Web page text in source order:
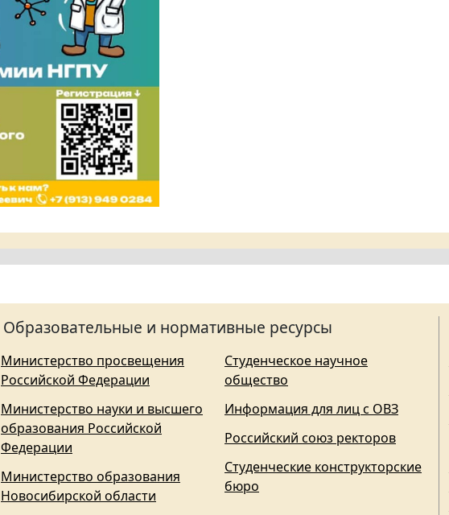
Образовательные и нормативные ресурсы
Министерство просвещения
Российской Федерации
Министерство науки и высшего
образования Российской
Федерации
Министерство образования
Новосибирской области
Студенческое научное
общество
Информация для лиц с ОВЗ
Российский союз ректоров
Студенческие конструкторские
бюро